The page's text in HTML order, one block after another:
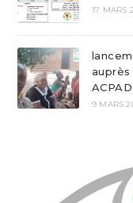
17 MARS
9 MARS